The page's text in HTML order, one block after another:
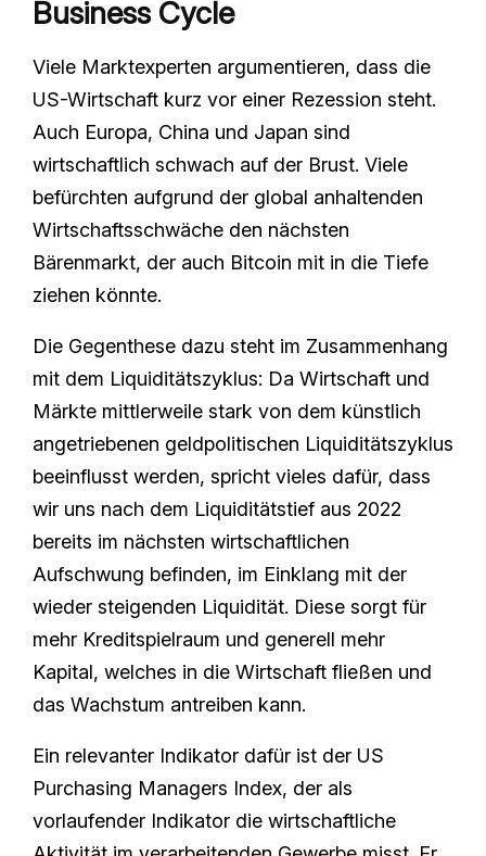
Business Cycle
Viele Marktexperten argumentieren, dass die
US-Wirtschaft kurz vor einer Rezession steht.
Auch Europa, China und Japan sind
wirtschaftlich schwach auf der Brust. Viele
befürchten aufgrund der global anhaltenden
Wirtschaftsschwäche den nächsten
Bärenmarkt, der auch Bitcoin mit in die Tiefe
ziehen könnte.
Die Gegenthese dazu steht im Zusammenhang
mit dem Liquiditätszyklus: Da Wirtschaft und
Märkte mittlerweile stark von dem künstlich
angetriebenen geldpolitischen Liquiditätszyklus
beeinflusst werden, spricht vieles dafür, dass
wir uns nach dem Liquiditätstief aus 2022
bereits im nächsten wirtschaftlichen
Aufschwung befinden, im Einklang mit der
wieder steigenden Liquidität. Diese sorgt für
mehr Kreditspielraum und generell mehr
Kapital, welches in die Wirtschaft fließen und
das Wachstum antreiben kann.
Ein relevanter Indikator dafür ist der US
Purchasing Managers Index, der als
vorlaufender Indikator die wirtschaftliche